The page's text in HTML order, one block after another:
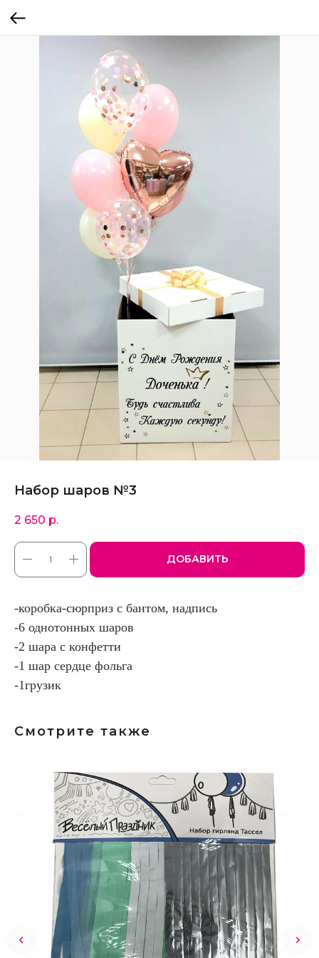
Набор шаров №3
2 650 р.
ДОБАВИТЬ
-коробка-сюрприз с бантом, надпись
-6 однотонных шаров
-2 шара с конфетти
-1 шар сердце фольга
-1грузик
Смотрите также